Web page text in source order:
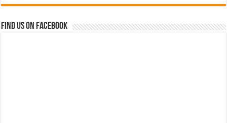
Find us on Facebook